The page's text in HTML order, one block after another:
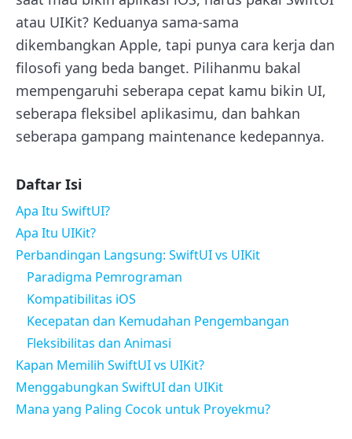
atau UIKit? Keduanya sama-sama
dikembangkan Apple, tapi punya cara kerja dan
filosofi yang beda banget. Pilihanmu bakal
mempengaruhi seberapa cepat kamu bikin UI,
seberapa fleksibel aplikasimu, dan bahkan
seberapa gampang maintenance kedepannya.
Daftar Isi
Apa Itu SwiftUI?
Apa Itu UIKit?
Perbandingan Langsung: SwiftUI vs UIKit
Paradigma Pemrograman
Kompatibilitas iOS
Kecepatan dan Kemudahan Pengembangan
Fleksibilitas dan Animasi
Kapan Memilih SwiftUI vs UIKit?
Menggabungkan SwiftUI dan UIKit
Mana yang Paling Cocok untuk Proyekmu?